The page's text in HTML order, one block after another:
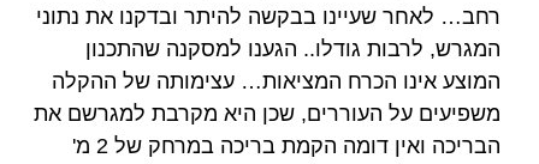
רחב… לאחר שעיינו בבקשה להיתר ובדקנו את נתוני
המגרש, לרבות גודלו.. הגענו למסקנה שהתכנון
המוצע אינו הכרח המציאות… עצימותה של ההקלה
משפיעים על העוררים, שכן היא מקרבת למגרשם את
הבריכה ואין דומה הקמת בריכה במרחק של 2 מ'